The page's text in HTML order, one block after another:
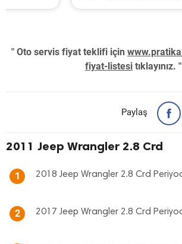
" Oto servis fiyat teklifi için
fiyat-listesi tıklayınız. "
Paylaş
2011 Jeep Wrangler 2.8 Crd
1 2018 Jeep Wrangler 2.8 Crd
2 2017 Jeep Wrangler 2.8 Crd